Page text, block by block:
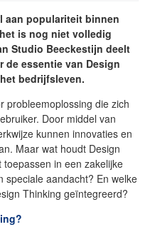
aan populariteit binnen
is nog niet volledig
Studio Beeckestijn deelt
de essentie van Design
bedrijfsleven.
probleemoplossing die zich
Door middel van
kunnen innovaties en
Maar wat houdt Design
in een zakelijke
speciale aandacht? En welke
Thinking geïntegreerd?